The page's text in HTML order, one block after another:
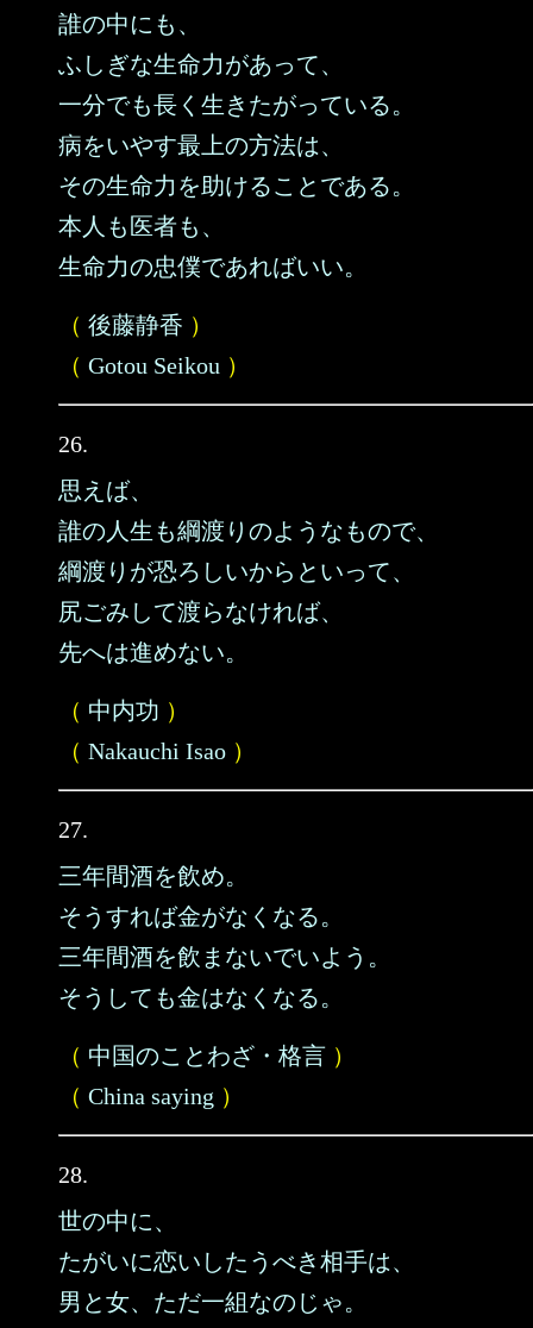
誰の中にも、
ふしぎな生命力があって、
一分でも長く生きたがっている。
病をいやす最上の方法は、
その生命力を助けることである。
本人も医者も、
生命力の忠僕であればいい。
（ 後藤静香 ）
（ Gotou Seikou ）
26.
思えば、
誰の人生も綱渡りのようなもので、
綱渡りが恐ろしいからといって、
尻ごみして渡らなければ、
先へは進めない。
（ 中内功 ）
（ Nakauchi Isao ）
27.
三年間酒を飲め。
そうすれば金がなくなる。
三年間酒を飲まないでいよう。
そうしても金はなくなる。
（ 中国のことわざ・格言 ）
（ China saying ）
28.
世の中に、
たがいに恋いしたうべき相手は、
男と女、ただ一組なのじゃ。